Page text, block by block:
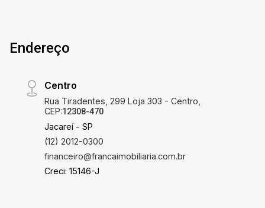
Endereço
Centro
Rua Tiradentes, 299 Loja 303 - Centro,
CEP:12308-470
Jacareí - SP
(12) 2012-0300
financeiro@francaimobiliaria.com.br
Creci: 15146-J